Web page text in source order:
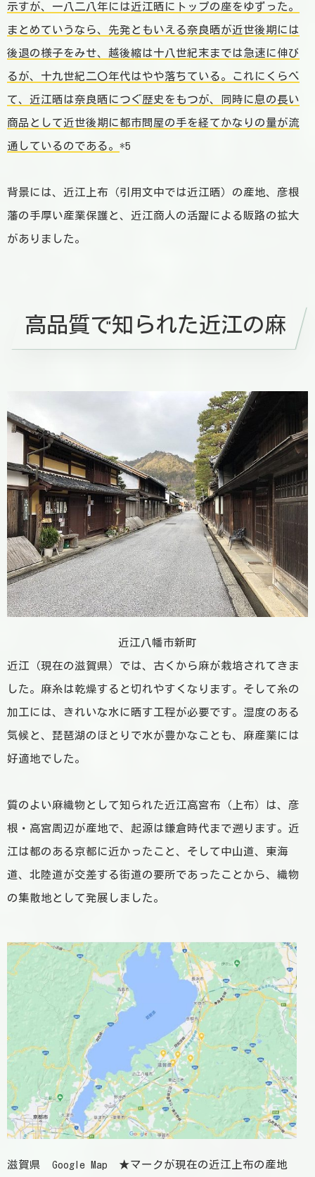
示すが、一八二八年には近江晒にトップの座をゆずった。
まとめていうなら、先発ともいえる奈良晒が近世後期には
後退の様子をみせ、越後縮は十八世紀末までは急速に伸び
るが、十九世紀二〇年代はやや落ちている。これにくらべ
て、近江晒は奈良晒につぐ歴史をもつが、同時に息の長い
商品として近世後期に都市問屋の手を経てかなりの量が流
通しているのである。 *5
背景には、近江上布（引用文中では近江晒）の産地、彦根
藩の手厚い産業保護と、近江商人の活躍による販路の拡大
がありました。
高品質で知られた近江の麻
近江八幡市新町
近江（現在の滋賀県）では、古くから麻が栽培されてきま
した。麻糸は乾燥すると切れやすくなります。そして糸の
加工には、きれいな水に晒す工程が必要です。湿度のある
気候と、琵琶湖のほとりで水が豊かなことも、麻産業には
好適地でした。
質のよい麻織物として知られた近江高宮布（上布）は、彦
根・高宮周辺が産地で、起源は鎌倉時代まで遡ります。近
江は都のある京都に近かったこと、そして中山道、東海
道、北陸道が交差する街道の要所であったことから、織物
の集散地として発展しました。
滋賀県 Google Map ★マークが現在の近江上布の産地